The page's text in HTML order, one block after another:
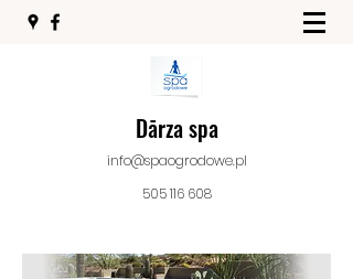
Dārza spa
info@spaogrodowe.pl
505 116 608